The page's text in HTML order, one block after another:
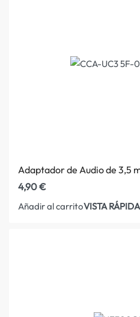
Adaptador de Audio de 3,5
4,90€
Añadir al carritoVISTA RÁPIDA